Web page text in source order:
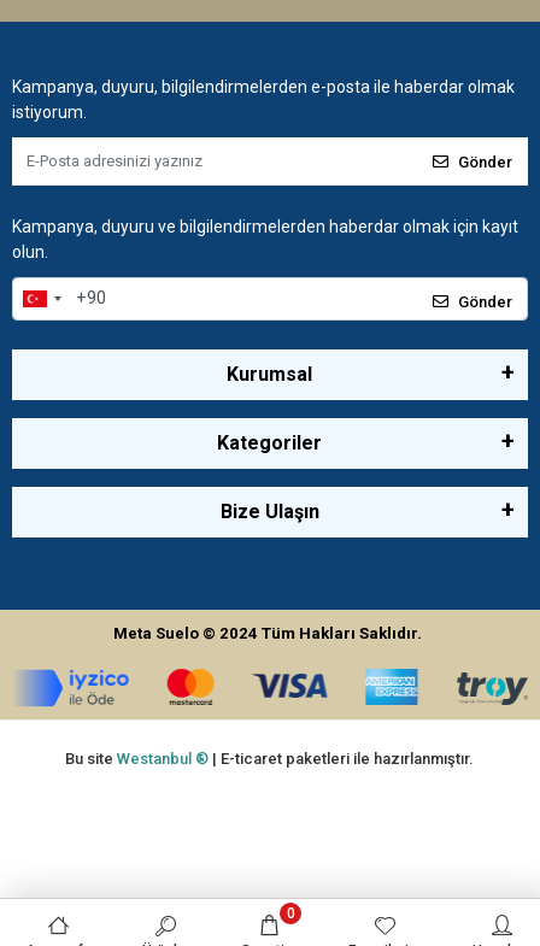
Kampanya, duyuru, bilgilendirmelerden e-posta ile haberdar olmak
istiyorum.
Gönder
Kampanya, duyuru ve bilgilendirmelerden haberdar olmak için kayıt
olun.
Gönder
Kurumsal
Kategoriler
Bize Ulaşın
Meta Suelo © 2024Tüm Hakları Saklıdır.
0
Bu siteWestanbul ® | E-ticaret paketleri ile hazırlanmıştır.